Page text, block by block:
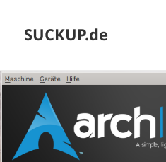
SUCKUP.de